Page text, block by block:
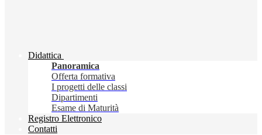
Didattica
Panoramica
Offerta formativa
I progetti delle classi
Dipartimenti
Esame di Maturità
Registro Elettronico
Contatti